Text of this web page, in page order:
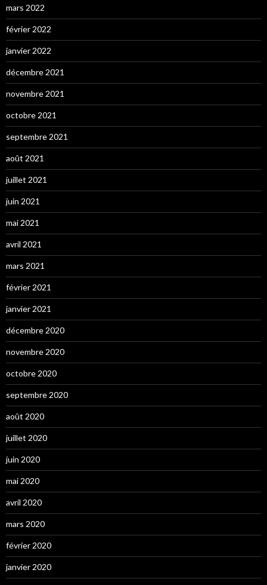
mars 2022
février 2022
janvier 2022
décembre 2021
novembre 2021
octobre 2021
septembre 2021
août 2021
juillet 2021
juin 2021
mai 2021
avril 2021
mars 2021
février 2021
janvier 2021
décembre 2020
novembre 2020
octobre 2020
septembre 2020
août 2020
juillet 2020
juin 2020
mai 2020
avril 2020
mars 2020
février 2020
janvier 2020